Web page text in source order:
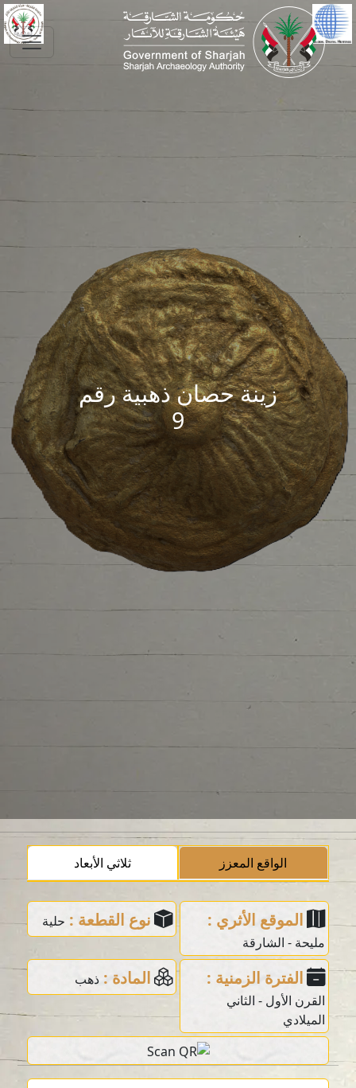
Skip to main
زينة حصان ذهبية رقم
9
الواقع المعزز ثلاثي الأبعاد
الموقع الأثري :
مليحة - الشارقة
نوع القطعة : حلية
الفترة الزمنية :
القرن الأول - الثاني
الميلادي
المادة : ذهب